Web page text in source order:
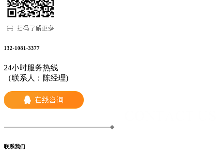
132-1081-3377
24小时服务热线
（联系人：陈经理)
联系我们